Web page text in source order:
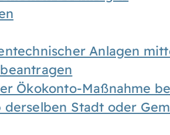
Anlagen
Ökokonto-Maßnahme
Stadt oder